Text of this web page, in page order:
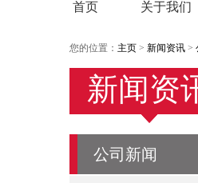
首页 关于我们
您的位置： 主页 > 新闻资讯 >
新闻资
公司新闻